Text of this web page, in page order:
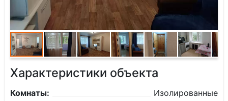
Характеристики объекта
Комнаты:
Изолированные